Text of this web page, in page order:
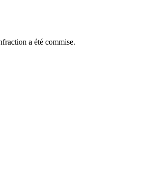
a été commise.